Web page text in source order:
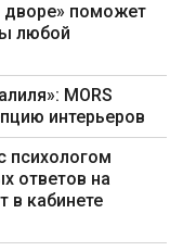
поможет
любой
MORS
интерьеров
психологом
ответов на
в кабинете